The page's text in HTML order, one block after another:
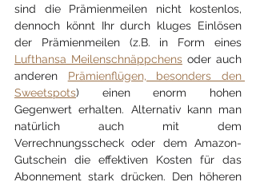
sind die Prämienmeilen nicht kostenlos,
dennoch könnt Ihr durch kluges Einlösen
Lufthansa Meilenschnäppchens oder auch
anderen Prämienflügen, besonders den
Sweetspots) einen enorm hohen
Gegenwert erhalten. Alternativ kann man
natürlich auch mit dem
Verrechnungsscheck oder dem Amazon-
Gutschein die effektiven Kosten für das
Abonnement stark drücken. Den höheren